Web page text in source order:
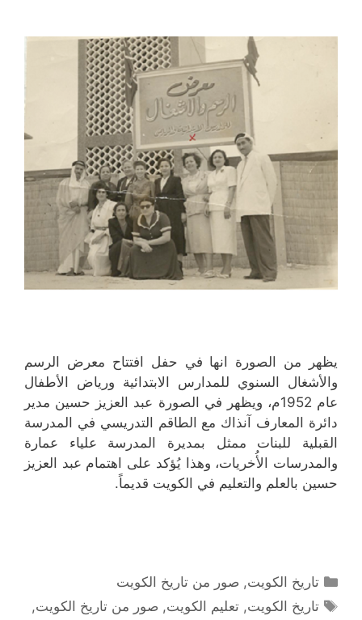
يظهر من الصورة انها في حفل افتتاح معرض الرسم
والأشغال السنوي للمدارس الابتدائية ورياض الأطفال
عام 1952م، ويظهر في الصورة عبد العزيز حسين مدير
دائرة المعارف آنذاك مع الطاقم التدريسي في المدرسة
القبلية للبنات ممثل بمديرة المدرسة علياء عمارة
والمدرسات الأُخريات، وهذا يُؤكد على اهتمام عبد العزيز
حسين بالعلم والتعليم في الكويت قديماً.
التصنيفات
تاريخ الكويت, صور من تاريخ الكويت
الوسوم
تاريخ الكويت,تعليم الكويت, صور من تاريخ الكويت,